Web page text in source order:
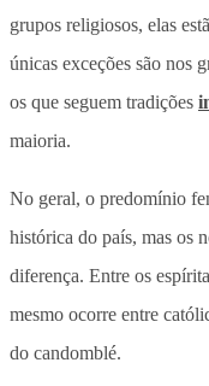
grupos religiosos, elas
únicas exceções são nos
os que seguem tradições
maioria.
No geral, o predomínio
histórica do país, mas os
diferença. Entre os
mesmo ocorre entre
do candomblé.